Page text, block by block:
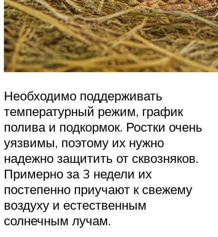
Необходимо поддерживать
температурный режим, график
полива и подкормок. Ростки очень
уязвимы, поэтому их нужно
надежно защитить от сквозняков.
Примерно за 3 недели их
постепенно приучают к свежему
воздуху и естественным
солнечным лучам.